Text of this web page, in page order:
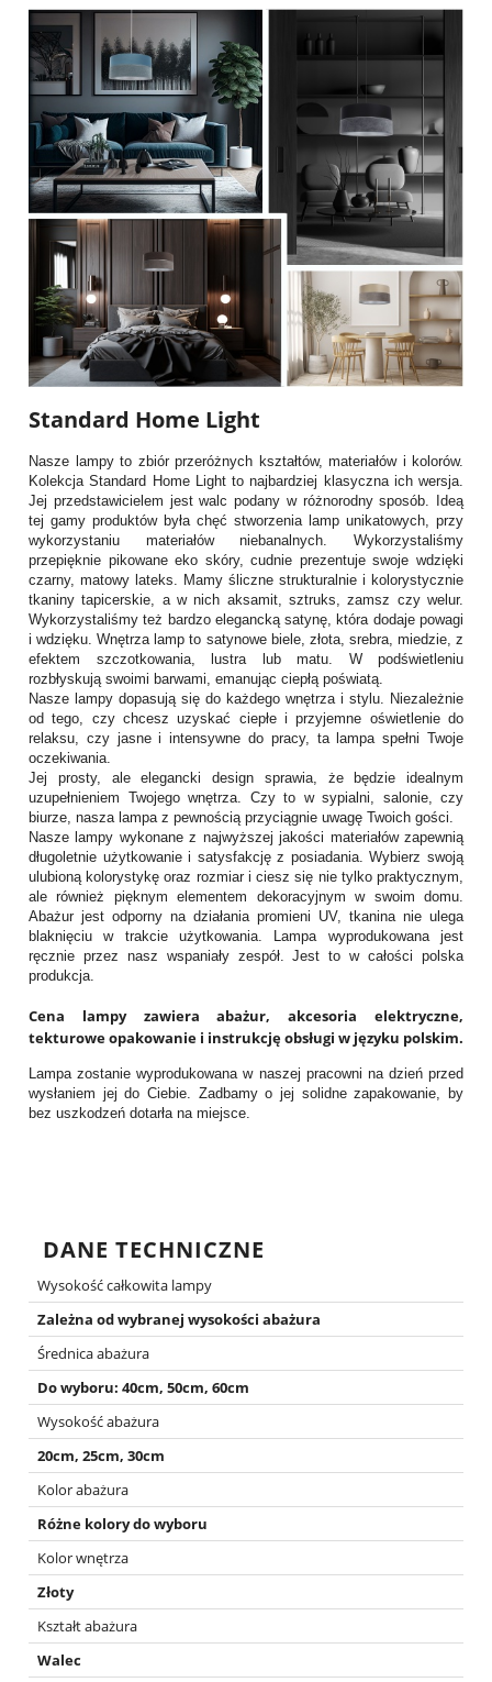
Standard Home Light
Nasze lampy to zbiór przeróżnych kształtów, materiałów i kolorów.
Kolekcja Standard Home Light to najbardziej klasyczna ich wersja.
Jej przedstawicielem jest walc podany w różnorodny sposób. Ideą
tej gamy produktów była chęć stworzenia lamp unikatowych, przy
wykorzystaniu materiałów niebanalnych. Wykorzystaliśmy
przepięknie pikowane eko skóry, cudnie prezentuje swoje wdzięki
czarny, matowy lateks. Mamy śliczne strukturalnie i kolorystycznie
tkaniny tapicerskie, a w nich aksamit, sztruks, zamsz czy welur.
Wykorzystaliśmy też bardzo elegancką satynę, która dodaje powagi
i wdzięku. Wnętrza lamp to satynowe biele, złota, srebra, miedzie, z
efektem szczotkowania, lustra lub matu. W podświetleniu
rozbłyskują swoimi barwami, emanując ciepłą poświatą.
Nasze lampy dopasują się do każdego wnętrza i stylu. Niezależnie
od tego, czy chcesz uzyskać ciepłe i przyjemne oświetlenie do
relaksu, czy jasne i intensywne do pracy, ta lampa spełni Twoje
oczekiwania.
Jej prosty, ale elegancki design sprawia, że będzie idealnym
uzupełnieniem Twojego wnętrza. Czy to w sypialni, salonie, czy
biurze, nasza lampa z pewnością przyciągnie uwagę Twoich gości.
Nasze lampy wykonane z najwyższej jakości materiałów zapewnią
długoletnie użytkowanie i satysfakcję z posiadania. Wybierz swoją
ulubioną kolorystykę oraz rozmiar i ciesz się nie tylko praktycznym,
ale również pięknym elementem dekoracyjnym w swoim domu.
Abażur jest odporny na działania promieni UV, tkanina nie ulega
blaknięciu w trakcie użytkowania. Lampa wyprodukowana jest
ręcznie przez nasz wspaniały zespół. Jest to w całości polska
produkcja.
Cena lampy zawiera abażur, akcesoria elektryczne,
tekturowe opakowanie i instrukcję obsługi w języku polskim.
Lampa zostanie wyprodukowana w naszej pracowni na dzień przed
wysłaniem jej do Ciebie. Zadbamy o jej solidne zapakowanie, by
bez uszkodzeń dotarła na miejsce.
DANE TECHNICZNE
Wysokość całkowita lampy
Zależna od wybranej wysokości abażura
Średnica abażura
Do wyboru: 40cm, 50cm, 60cm
Wysokość abażura
20cm, 25cm, 30cm
Kolor abażura
Różne kolory do wyboru
Kolor wnętrza
Złoty
Kształt abażura
Walec